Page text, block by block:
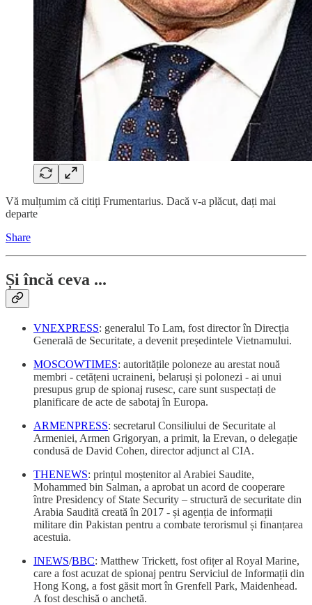
Vă mulțumim că citiți Frumentarius. Dacă v-a plăcut, dați mai
departe
Share
Și încă ceva ...
VNEXPRESS: generalul To Lam, fost director în Direcția
Generală de Securitate, a devenit președintele Vietnamului.
MOSCOWTIMES: autoritățile poloneze au arestat nouă
membri - cetățeni ucraineni, belaruși și polonezi - ai unui
presupus grup de spionaj rusesc, care sunt suspectați de
planificare de acte de sabotaj în Europa.
ARMENPRESS: secretarul Consiliului de Securitate al
Armeniei, Armen Grigoryan, a primit, la Erevan, o delegație
condusă de David Cohen, director adjunct al CIA.
THENEWS: prințul moștenitor al Arabiei Saudite,
Mohammed bin Salman, a aprobat un acord de cooperare
între Presidency of State Security – structură de securitate din
Arabia Saudită creată în 2017 - și agenția de informații
militare din Pakistan pentru a combate terorismul și finanțarea
acestuia.
INEWS/BBC: Matthew Trickett, fost ofițer al Royal Marine,
care a fost acuzat de spionaj pentru Serviciul de Informații din
Hong Kong, a fost găsit mort în Grenfell Park, Maidenhead.
A fost deschisă o anchetă.